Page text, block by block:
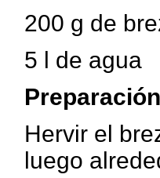
200 g de
5 l de agua
Preparación
Hervir el
luego